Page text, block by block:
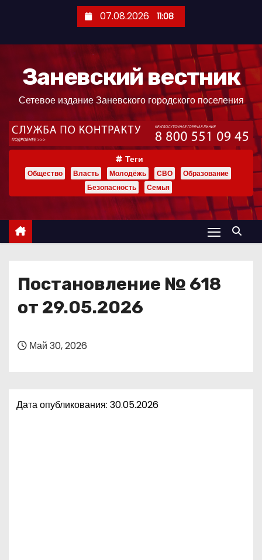
ж
07.08.2026 11:08
Заневский вестник
Сетевое издание Заневского городского поселения
Теги
Общество Власть Молодёжь СВО
Образование
Безопасность
Семья
Постановление № 618
от 29.05.2026
Май 30, 2026
Дата опубликования: 30.05.2026